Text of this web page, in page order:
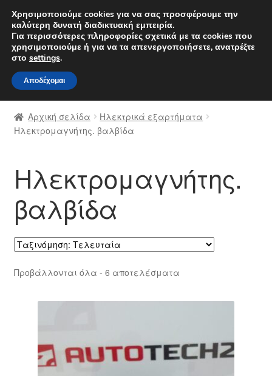
ΑΠΟΣΤΟΛΗ από 7 EUR
Δευτέρα-Παρ. 9 π.μ. - 4 μ.μ.
Απευθείας
μετάβαση
στην
πλοήγηση
Μετάβαση
σε
περιεχόμενο
Αρχική
Διαδικασία Παραπόνων
Καροτσάκι
Μεταφορά
Ο λογαριασμός μου
Παγκόσμια αποστολή
Αρχική σελίδα
Ηλεκτρικά εξαρτήματα
Ηλεκτρομαγνήτης. βαλβίδα
Ηλεκτρομαγνήτης.
βαλβίδα
Προβάλλονται όλα - 6 αποτελέσματαSorted
latest
Χρησιμοποιούμε cookies για να σας προσφέρουμε την
καλύτερη δυνατή διαδικτυακή εμπειρία.
Για περισσότερες πληροφορίες σχετικά με τα cookies που
χρησιμοποιούμε ή για να τα απενεργοποιήσετε, ανατρέξτε
στο settings.
Αποδέχομαι